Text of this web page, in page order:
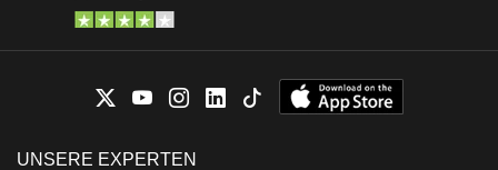
UNSERE EXPERTEN